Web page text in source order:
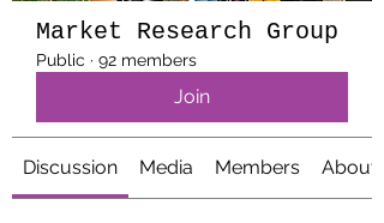
Market Research Group
Public · 92 members
Join
Discussion Media Members About